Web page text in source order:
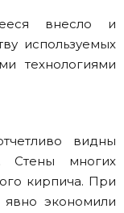
внесло и
используемых
технологиями
видны
Стены многих
кирпича. При
экономили